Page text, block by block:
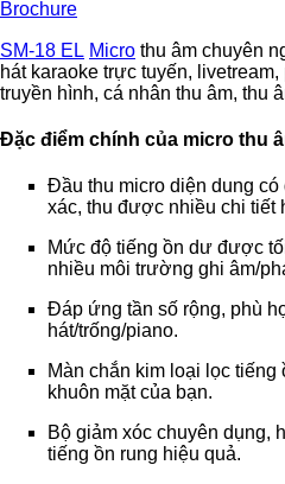
Brochure
SM-18 EL Micro thu âm chuyên
hát karaoke trực tuyến,
truyền hình, cá nhân thu âm, thu
Đặc điểm chính của micro thu
Đầu thu micro diện dung có
xác, thu được nhiều chi tiết
Mức độ tiếng ồn dư được
nhiều môi trường ghi âm/
Đáp ứng tần số rộng, phù
hát/trống/piano.
Màn chắn kim loại lọc tiếng
khuôn mặt của bạn.
Bộ giảm xóc chuyên dụng,
tiếng ồn rung hiệu quả.